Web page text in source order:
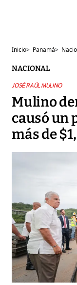
Inicio> Panamá>
NACIONAL
JOSÉ RAÚL MULINO
Mulino
causó un
más de